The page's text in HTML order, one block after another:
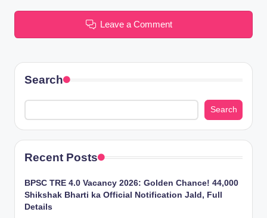
Leave a Comment
Search
Search
Recent Posts
BPSC TRE 4.0 Vacancy 2026: Golden Chance! 44,000
Shikshak Bharti ka Official Notification Jald, Full
Details